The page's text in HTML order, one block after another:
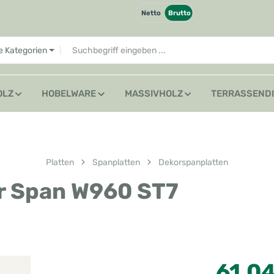
Netto Brutto
Kategorien
HOBELWARE MASSIVHOLZ
Platten Spanplatten Dekorspanplatten
W960 ST7
Regulärer Preis: